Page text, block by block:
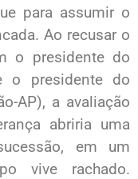
para assumir o
Ao recusar o
o presidente do
o presidente do
AP), a avaliação
abriria uma
em um
vive rachado.